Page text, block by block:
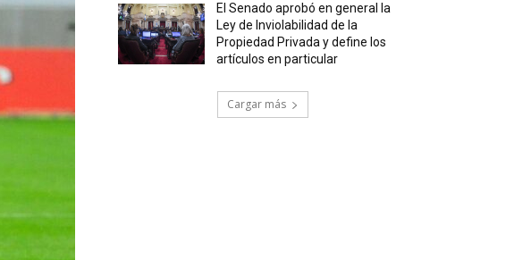
El Senado aprobó en general la
Ley de Inviolabilidad de la
Propiedad Privada y define los
artículos en particular
Cargar más